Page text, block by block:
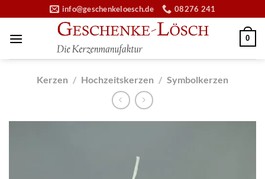
Inhalt
springen
info@geschenkeloesch.de 08276 241
0
Kerzen / Hochzeitskerzen / Symbolkerzen